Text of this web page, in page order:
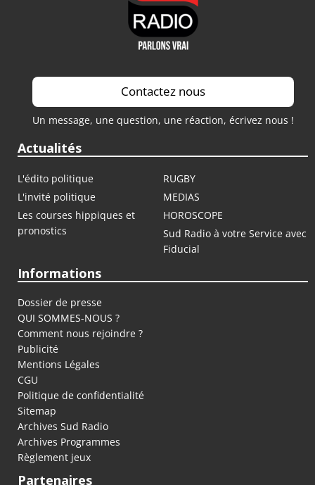
Contactez nous
Un message, une question, une réaction, écrivez nous !
Actualités
L'édito politique
RUGBY
L'invité politique
MEDIAS
Les courses hippiques et
pronostics
HOROSCOPE
Sud Radio à votre Service avec
Fiducial
Informations
Dossier de presse
QUI SOMMES-NOUS ?
Comment nous rejoindre ?
Publicité
Mentions Légales
CGU
Politique de confidentialité
Sitemap
Archives Sud Radio
Archives Programmes
Règlement jeux
Partenaires